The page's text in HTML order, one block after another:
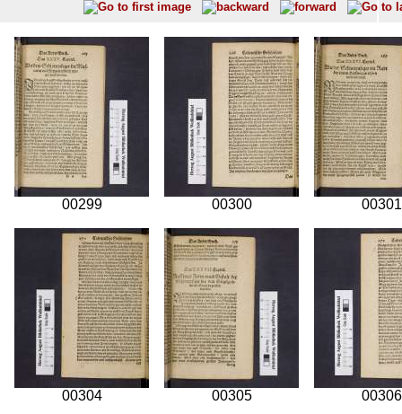
00299 00300 00301
00304 00305 00306